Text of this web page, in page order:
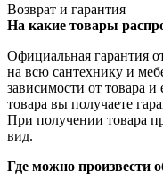
Возврат и гарантия
На какие товары
Официальная гарантия
на всю сантехнику и
зависимости от товара
товара вы получаете
При получении товара
вид.
Где можно произвести